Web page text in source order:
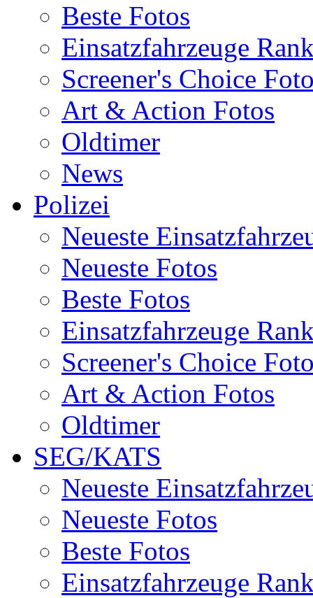
Beste Fotos
Einsatzfahrzeuge
Screener's Choice
Art & Action Fotos
Oldtimer
News
Polizei
Neueste
Neueste Fotos
Beste Fotos
Einsatzfahrzeuge
Screener's Choice
Art & Action Fotos
Oldtimer
SEG/KATS
Neueste
Neueste Fotos
Beste Fotos
Einsatzfahrzeuge